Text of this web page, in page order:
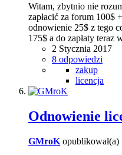
Witam, zbytnio nie
zapłacić za forum 100$
odnowienie 25$ z tego
175$ a do zapłaty teraz
2 Stycznia 2017
8 odpowiedzi
zakup
licencja
Odnowienie
GMroK opublikował(a)